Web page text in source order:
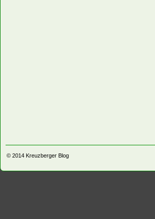
© 2014 Kreuzberger Blog